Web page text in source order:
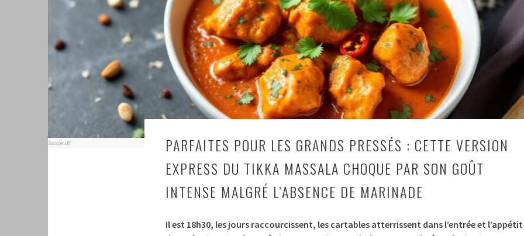
Source: DR
PARFAITES POUR LES GRANDS PRESSÉS : CETTE VERSION
EXPRESS DU TIKKA MASSALA CHOQUE PAR SON GOÛT
INTENSE MALGRÉ L’ABSENCE DE MARINADE
Il est 18h30, les jours raccourcissent, les cartables atterrissent dans l’entrée et l’appétit